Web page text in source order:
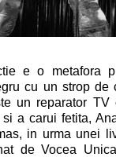
e o metafora
cu un strop de
un reparator TV
a carui fetita,
in urma unei
de Vocea